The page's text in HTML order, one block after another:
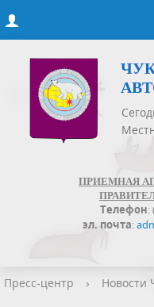
ПРИЕМНАЯ
Телефон:
эл. почта:
Пресс-центр › Новости